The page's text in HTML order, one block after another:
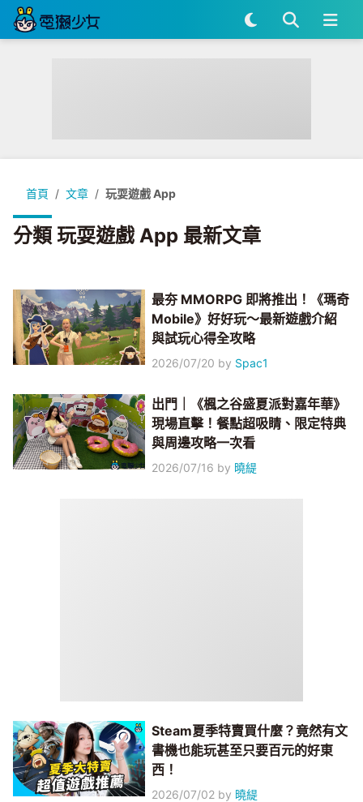
首頁 文章 玩耍遊戲 App
分類 玩耍遊戲 App 最新文章
最夯 MMORPG 即將推出！《瑪奇
Mobile》好好玩～最新遊戲介紹
與試玩心得全攻略
2026/07/20 by Spac1
出門｜《楓之谷盛夏派對嘉年華》
現場直擊！餐點超吸睛、限定特典
與周邊攻略一次看
2026/07/16 by 曉緹
Steam夏季特賣買什麼？竟然有文
書機也能玩甚至只要百元的好東
西！
2026/07/02 by 曉緹